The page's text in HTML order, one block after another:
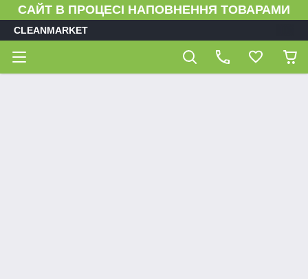
САЙТ В ПРОЦЕСІ НАПОВНЕННЯ ТОВАРАМИ
CLEANMARKET